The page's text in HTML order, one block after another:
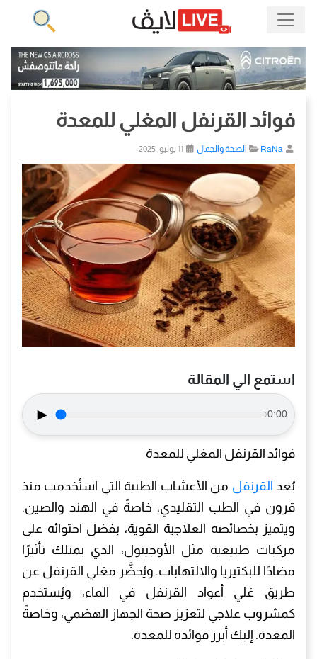
فوائد القرنفل المغلي للمعدة
RaNa الصحة والجمال
استمع الي المقالة
► 0:00
فوائد القرنفل المغلي للمعدة
يُعد القرنفل من الأعشاب الطبية التي استُخدمت منذ
قرون في الطب التقليدي، خاصةً في الهند والصين.
ويتميز بخصائصه العلاجية القوية، بفضل احتوائه على
مركبات طبيعية مثل الأوجينول، الذي يمتلك تأثيرًا
مضادًا للبكتيريا والالتهابات. ويُحضَّر مغلي القرنفل عن
طريق غلي أعواد القرنفل في الماء، ويُستخدم
كمشروب علاجي لتعزيز صحة الجهاز الهضمي، وخاصةً
المعدة. إليك أبرز فوائده للمعدة: